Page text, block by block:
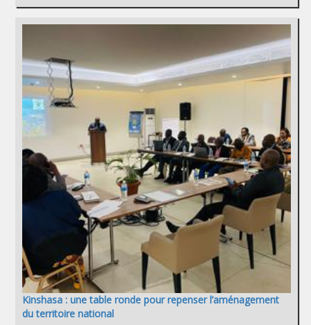
Kinshasa : une table ronde pour repenser l’aménagement
du territoire national